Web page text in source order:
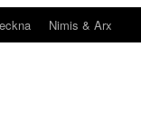
Nimis & Arx